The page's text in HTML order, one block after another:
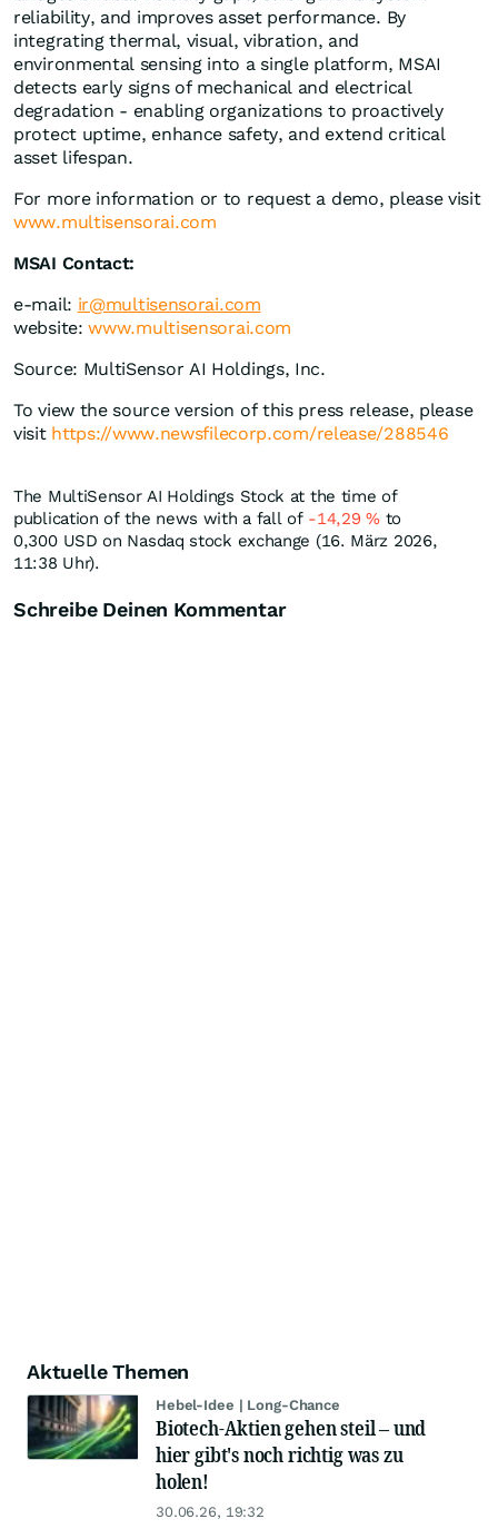
reliability, and improves asset performance. By
integrating thermal, visual, vibration, and
environmental sensing into a single platform, MSAI
detects early signs of mechanical and electrical
degradation - enabling organizations to proactively
protect uptime, enhance safety, and extend critical
asset lifespan.
For more information or to request a demo, please visit
www.multisensorai.com
MSAI Contact:
e-mail: ir@multisensorai.com
website:www.multisensorai.com
Source: MultiSensor AI Holdings, Inc.
To view the source version of this press release, please
visit https://www.newsfilecorp.com/release/288546
The MultiSensor AI Holdings Stock at the time of
publication of the news with a fall of -14,29%to
0,300 USD on Nasdaq stock exchange (16. März 2026,
11:38 Uhr).
Schreibe Deinen Kommentar
Aktuelle Themen
Hebel-Idee | Long-Chance
Biotech-Aktien gehen steil – und
hier gibt's noch richtig was zu
holen!
30.06.26, 19:32